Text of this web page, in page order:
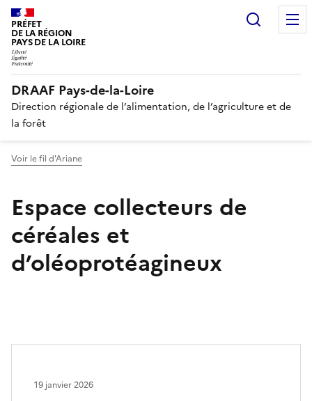
PRÉFET
DE LA RÉGION
PAYS DE LA LOIRE
DRAAF Pays-de-la-Loire
Direction régionale de l’alimentation, de l’agriculture et de
la forêt
Voir le fil d'Ariane
Espace collecteurs de
céréales et
d’oléoprotéagineux
19 janvier 2026